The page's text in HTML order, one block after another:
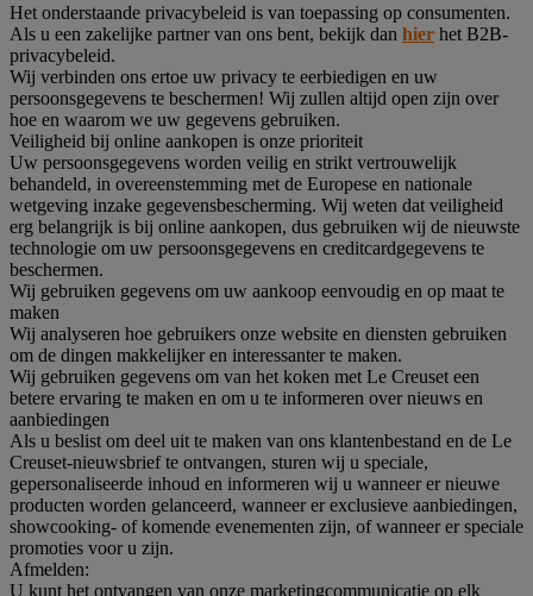
Het onderstaande privacybeleid is van toepassing op consumenten.
Als u een zakelijke partner van ons bent, bekijk dan hier het B2B-
privacybeleid.
Wij verbinden ons ertoe uw privacy te eerbiedigen en uw
persoonsgegevens te beschermen! Wij zullen altijd open zijn over
hoe en waarom we uw gegevens gebruiken.
Veiligheid bij online aankopen is onze prioriteit
Uw persoonsgegevens worden veilig en strikt vertrouwelijk
behandeld, in overeenstemming met de Europese en nationale
wetgeving inzake gegevensbescherming. Wij weten dat veiligheid
erg belangrijk is bij online aankopen, dus gebruiken wij de nieuwste
technologie om uw persoonsgegevens en creditcardgegevens te
beschermen.
Wij gebruiken gegevens om uw aankoop eenvoudig en op maat te
maken
Wij analyseren hoe gebruikers onze website en diensten gebruiken
om de dingen makkelijker en interessanter te maken.
Wij gebruiken gegevens om van het koken met Le Creuset een
betere ervaring te maken en om u te informeren over nieuws en
aanbiedingen
Als u beslist om deel uit te maken van ons klantenbestand en de Le
Creuset-nieuwsbrief te ontvangen, sturen wij u speciale,
gepersonaliseerde inhoud en informeren wij u wanneer er nieuwe
producten worden gelanceerd, wanneer er exclusieve aanbiedingen,
showcooking- of komende evenementen zijn, of wanneer er speciale
promoties voor u zijn.
Afmelden:
U kunt het ontvangen van onze marketingcommunicatie op elk